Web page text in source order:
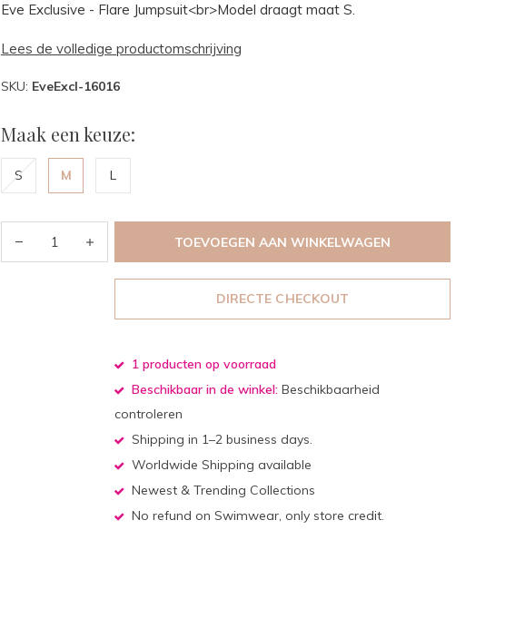
Eve Exclusive - Flare Jumpsuit<br>Model draagt maat S.
Lees de volledige productomschrijving
SKU: EveExcl-16016
Maak een keuze:
S M L
TOEVOEGEN AAN WINKELWAGEN
DIRECTE CHECKOUT
1 producten op voorraad
Beschikbaar in de winkel: Beschikbaarheid
controleren
Shipping in 1–2 business days.
Worldwide Shipping available
Newest & Trending Collections
No refund on Swimwear, only store credit.